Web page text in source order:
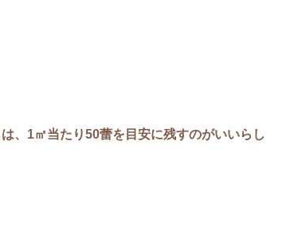
、1㎡当たり50蕾を目安に残すのがいいらし